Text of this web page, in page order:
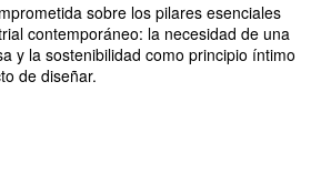
sobre los pilares esenciales
contemporáneo: la necesidad de una
y la sostenibilidad como principio íntimo
de diseñar.